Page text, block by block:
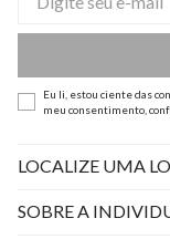
Eu li, estou ciente das
meu consentimento,
LOCALIZE UMA
SOBRE A